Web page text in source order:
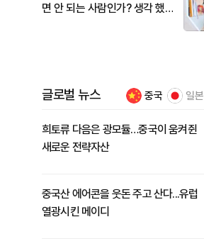
면 안 되는 사람인가? 생각 했
글로벌 뉴스 중국 일본
희토류 다음은 광모듈…중국이 움켜쥔
새로운 전략자산
중국산 에어콘을 웃돈 주고 산다...유럽
열광시킨 메이디